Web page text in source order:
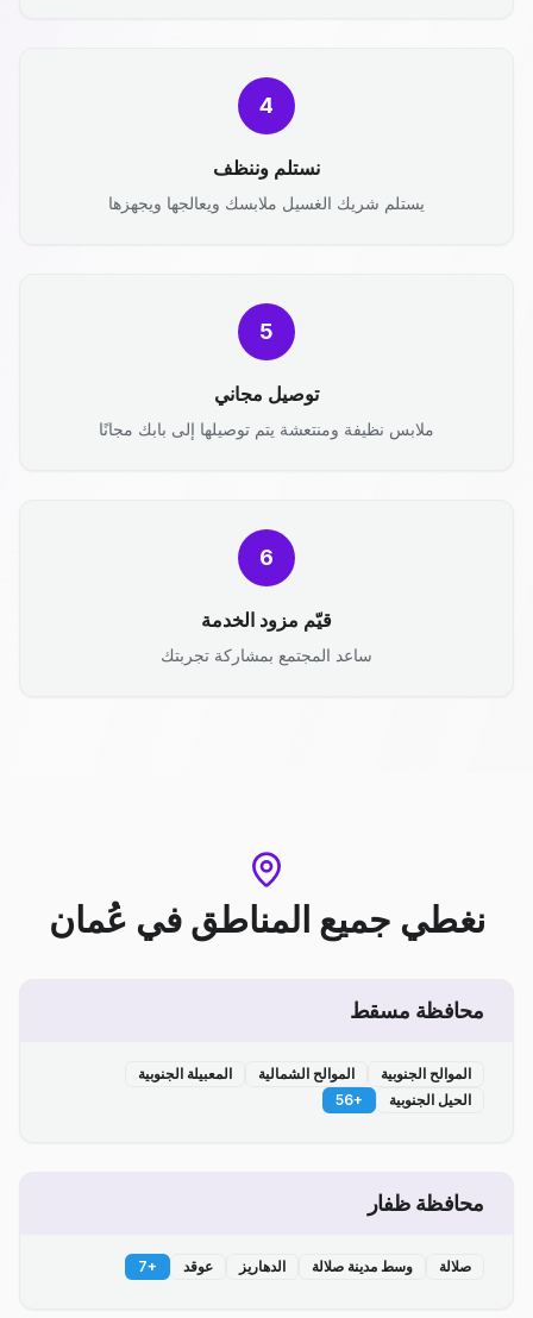
4
نستلم وننظف
يستلم شريك الغسيل ملابسك ويعالجها ويجهزها
5
توصيل مجاني
ملابس نظيفة ومنتعشة يتم توصيلها إلى بابك مجانًا
6
قيّم مزود الخدمة
ساعد المجتمع بمشاركة تجربتك
نغطي جميع المناطق في عُمان
محافظة مسقط
الموالح الجنوبية الموالح الشمالية
المعبيلة الجنوبية
الحيل الجنوبية
+
56
محافظة ظفار
صلالة وسط مدينة صلالة الدهاريز عوقد +
7